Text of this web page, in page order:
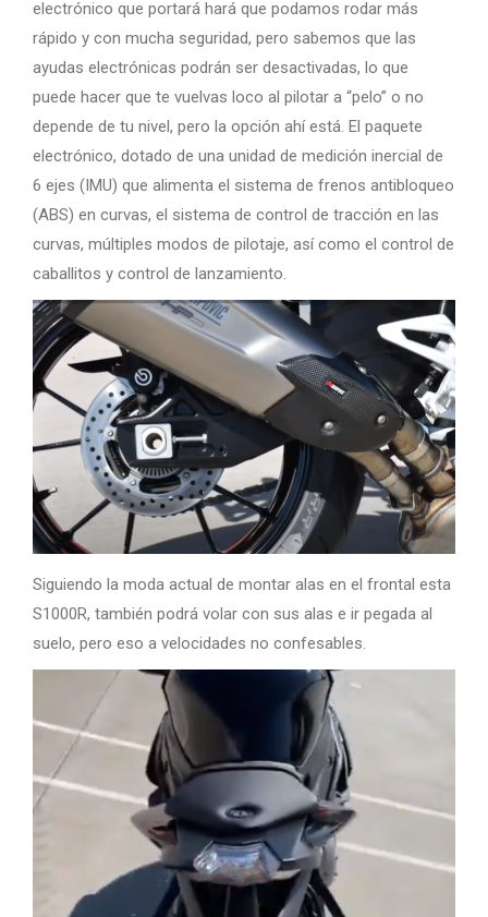
electrónico que portará hará que podamos rodar más
rápido y con mucha seguridad, pero sabemos que las
ayudas electrónicas podrán ser desactivadas, lo que
puede hacer que te vuelvas loco al pilotar a “pelo” o no
depende de tu nivel, pero la opción ahí está. El paquete
electrónico, dotado de una unidad de medición inercial de
6 ejes (IMU) que alimenta el sistema de frenos antibloqueo
(ABS) en curvas, el sistema de control de tracción en las
curvas, múltiples modos de pilotaje, así como el control de
caballitos y control de lanzamiento.
Siguiendo la moda actual de montar alas en el frontal esta
S1000R, también podrá volar con sus alas e ir pegada al
suelo, pero eso a velocidades no confesables.